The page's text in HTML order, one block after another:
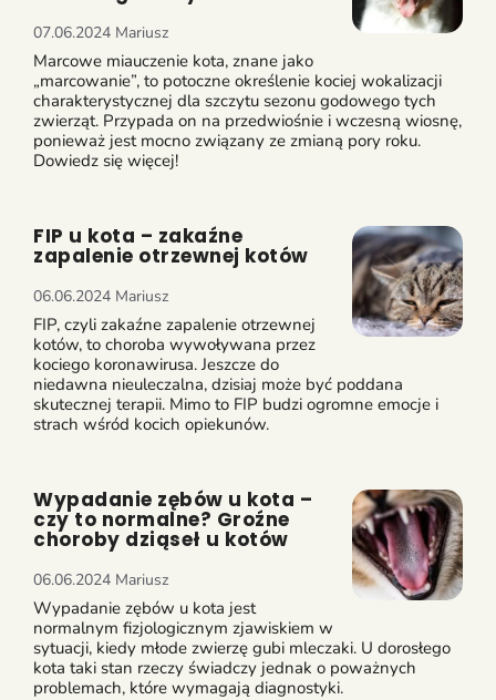
07.06.2024 Mariusz
Marcowe miauczenie kota, znane jako
„marcowanie”, to potoczne określenie kociej wokalizacji
charakterystycznej dla szczytu sezonu godowego tych
zwierząt. Przypada on na przedwiośnie i wczesną wiosnę,
ponieważ jest mocno związany ze zmianą pory roku.
Dowiedz się więcej!
FIP u kota – zakaźne
zapalenie otrzewnej kotów
06.06.2024 Mariusz
FIP, czyli zakaźne zapalenie otrzewnej
kotów, to choroba wywoływana przez
kociego koronawirusa. Jeszcze do
niedawna nieuleczalna, dzisiaj może być poddana
skutecznej terapii. Mimo to FIP budzi ogromne emocje i
strach wśród kocich opiekunów.
Wypadanie zębów u kota –
czy to normalne? Groźne
choroby dziąseł u kotów
06.06.2024 Mariusz
Wypadanie zębów u kota jest
normalnym fizjologicznym zjawiskiem w
sytuacji, kiedy młode zwierzę gubi mleczaki. U dorosłego
kota taki stan rzeczy świadczy jednak o poważnych
problemach, które wymagają diagnostyki.